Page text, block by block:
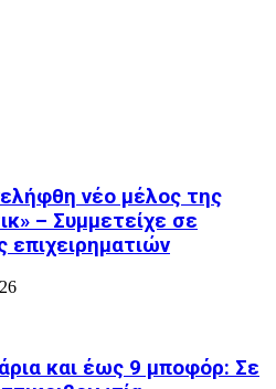
νέο μέλος της
– Συμμετείχε σε
επιχειρηματιών
και έως 9 μποφόρ: Σε